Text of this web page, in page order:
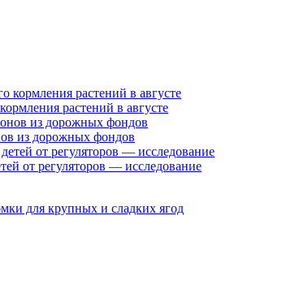
растений в августе
из дорожных фондов
от регуляторов — исследование
для крупных и сладких ягод